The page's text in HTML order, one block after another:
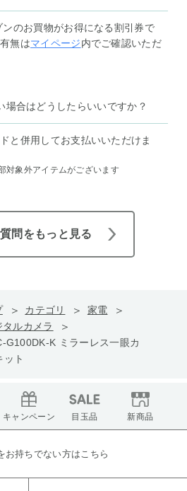
ンのお買物がお得になる割引券で
無はマイページ内でご確認いただ
場合はどうしたらいいですか？
と併用してお支払いいただけま
対象外アイテムがございます
問をもっと見る
カテゴリ
家電
タルカメラ
G100DK-K ミラーレス一眼カ
ット
キャンペーン 目玉品 新商品
お持ちでない方はこちら